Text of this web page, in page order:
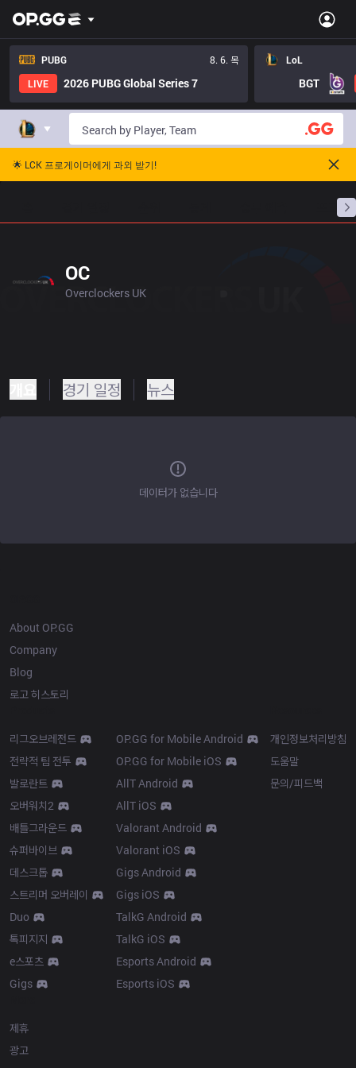
PUBG
8. 6. 목
LIVE
2026 PUBG Global Series 7
LoL
BGT
🌟 LCK 프로게이머에게 과외 받기!
프로빌
OC
Overclockers UK
경기 일정 뉴스
데이터가 없습니다
About OP.GG
Company
Blog
로고 히스토리
리그오브레전드
전략적 팀 전투
발로란트
오버워치2
배틀그라운드
슈퍼바이브
데스크톱
스트리머 오버레이
Duo
톡피지지
e스포츠
Gigs
OP.GG for Mobile Android
OP.GG for Mobile iOS
AllT Android
AllT iOS
Valorant Android
Valorant iOS
Gigs Android
Gigs iOS
TalkG Android
TalkG iOS
Esports Android
Esports iOS
개인정보처리방침
도움말
문의/피드백
제휴
광고